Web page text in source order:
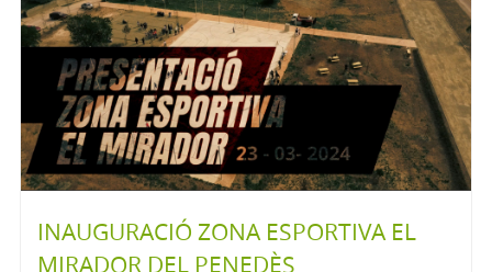
INAUGURACIÓ ZONA ESPORTIVA EL
MIRADOR DEL PENEDÈS